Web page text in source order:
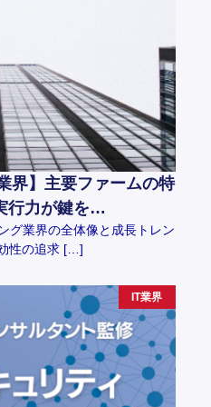
界】主要ファームの特
行力が鍵を…
グ業界の全体像と成長トレン
性の追求 […]
IT業界